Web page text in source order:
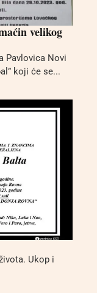
velikog
Pavlovica Novi
koji će se...
Ukop i